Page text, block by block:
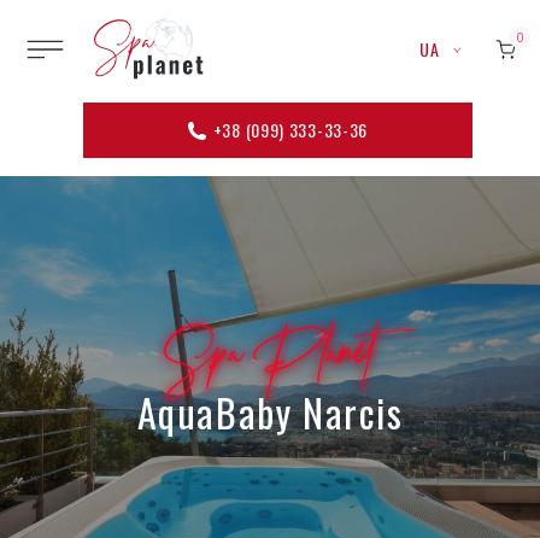
+38 (099) 333-33-36
UA 0
Spa Planet
AquaBaby Narcis